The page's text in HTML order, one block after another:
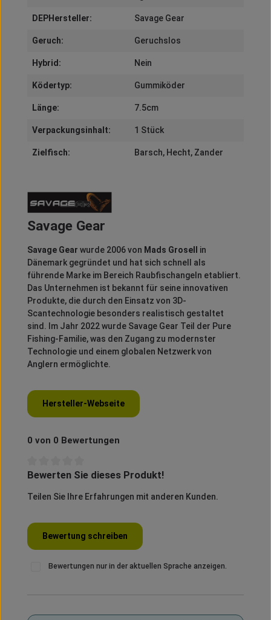
DEPHersteller: Savage Gear
Geruch: Geruchslos
Hybrid: Nein
Ködertyp: Gummiköder
Länge: 7.5cm
Verpackungsinhalt: 1 Stück
Zielfisch: Barsch, Hecht, Zander
Savage Gear
Savage Gear wurde 2006 von Mads Grosell
in
Dänemark gegründet und hat sich schnell als
führende Marke im Bereich Raubfischangeln etabliert.
Das Unternehmen ist bekannt für seine innovativen
Produkte, die durch den Einsatz von 3D-
Scantechnologie besonders realistisch gestaltet
sind.
Im Jahr 2022 wurde Savage Gear Teil der Pure
Fishing-Familie, was den Zugang zu modernster
Technologie und einem globalen Netzwerk von
Anglern ermöglichte.
Hersteller-Webseite
0 von 0 Bewertungen
Durchschnittliche Bewertung von 0 von 5 Sternen
Bewerten Sie dieses Produkt!
Teilen Sie Ihre Erfahrungen mit anderen Kunden.
Bewertung schreiben
Bewertungen nur in der aktuellen Sprache anzeigen.